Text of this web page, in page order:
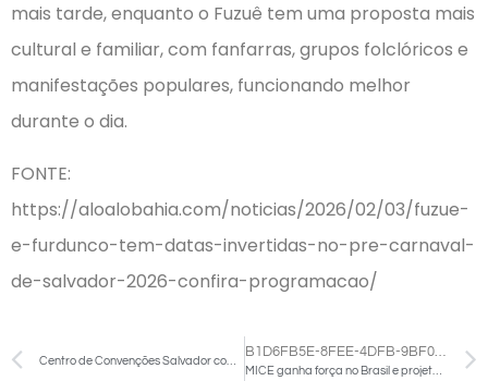
mais tarde, enquanto o Fuzuê tem uma proposta mais
cultural e familiar, com fanfarras, grupos folclóricos e
manifestações populares, funcionando melhor
durante o dia.
FONTE:
https://aloalobahia.com/noticias/2026/02/03/fuzue-
e-furdunco-tem-datas-invertidas-no-pre-carnaval-
de-salvador-2026-confira-programacao/
B1D6FB5E-8FEE-4DFB-9BF0-A65A79A643FB-1
MICE ganha força no Brasil e projeta novo ciclo de expansão em 2026